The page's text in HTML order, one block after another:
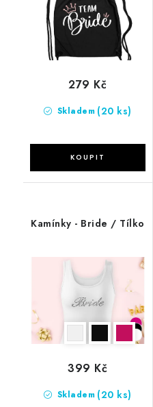
Skladem (20 ks)
279 Kč
Kamínky - Bride / Tílko
Skladem (20 ks)
399 Kč